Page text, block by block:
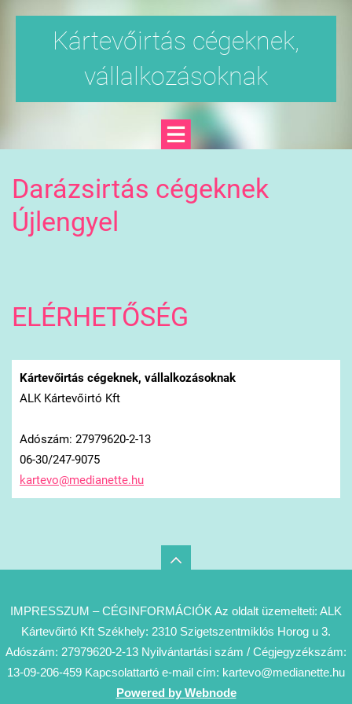
Kártevőirtás cégeknek,
vállalkozásoknak
Darázsirtás cégeknek
Újlengyel
ELÉRHETŐSÉG
Kártevőirtás cégeknek, vállalkozásoknak
ALK Kártevőirtó Kft
Adószám: 27979620-2-13
06-30/247-9075
kartevo@medianette.hu
IMPRESSZUM – CÉGINFORMÁCIÓK Az oldalt üzemelteti: ALK
Kártevőirtó Kft Székhely: 2310 Szigetszentmiklós Horog u 3.
Adószám: 27979620-2-13 Nyilvántartási szám / Cégjegyzékszám:
13-09-206-459 Kapcsolattartó e-mail cím: kartevo@medianette.hu
Powered by Webnode